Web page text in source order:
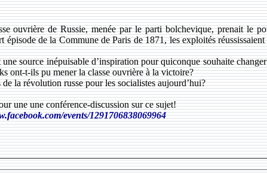
ouvrière de Russie, menée par le parti bolchevique, prenait le
épisode de la Commune de Paris de 1871, les exploités
source inépuisable d’inspiration pour quiconque souhaite
ont-t-ils pu mener la classe ouvrière à la victoire?
la révolution russe pour les socialistes aujourd’hui?
une une conférence-discussion sur ce sujet!
events/1291706838069964